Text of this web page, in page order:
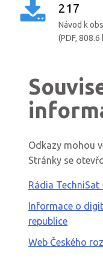
217
Návod k
(PDF, 808.6
Odkazy mohou
Stránky se
Rádia
Informace o
republice
Web Českého